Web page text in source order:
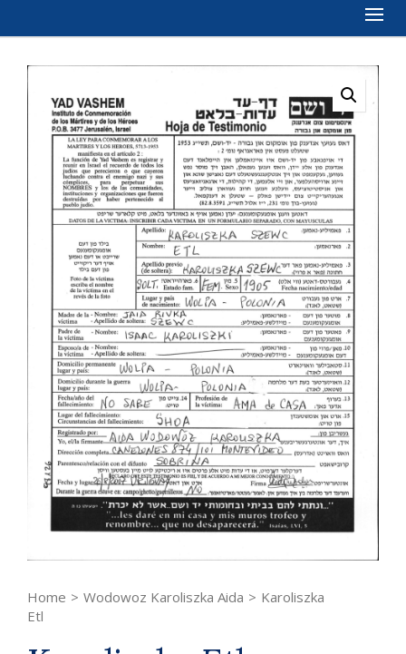
Home > Wodowoz Karoliszka Aida > Karoliszka
Etl